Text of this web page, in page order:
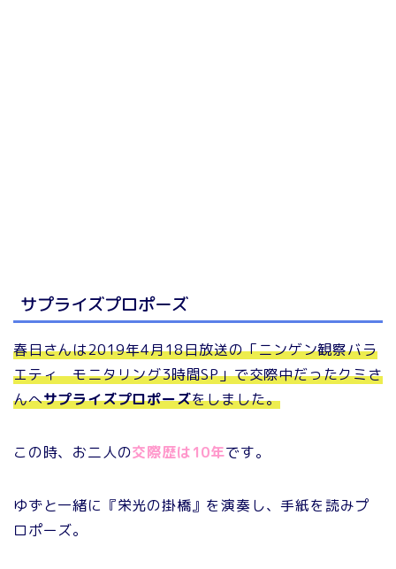
サプライズプロポーズ
春日さんは2019年4月18日放送の「ニンゲン観察バラ
エティ モニタリング3時間SP」で交際中だったクミさ
んへサプライズプロポーズをしました。
この時、お二人の交際歴は10年です。
ゆずと一緒に『栄光の掛橋』を演奏し、手紙を読みプ
ロポーズ。